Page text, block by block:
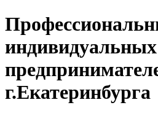
индивидуальных
г.Екатеринбурга